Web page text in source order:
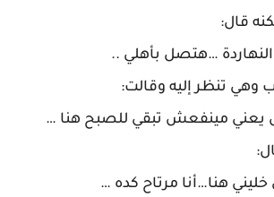
قال:
…هتصل بأهلي ..
تنظر إليه وقالت:
يعني مينفعش تبقي للصبح هنا …
هنا…أنا مرتاح كده …